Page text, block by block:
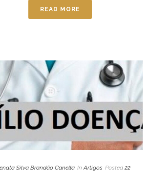
READ MORE
Silva Brandão Canella In Artigos Posted 22